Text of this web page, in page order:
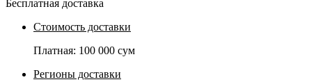
Бесплатная доставка
Стоимость доставки
Платная: 100 000 сум
Регионы доставки